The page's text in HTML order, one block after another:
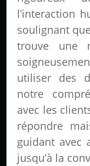
l’interaction
soulignant
trouve une
utiliser des
notre
avec les
répondre
guidant avec
jusqu’à la